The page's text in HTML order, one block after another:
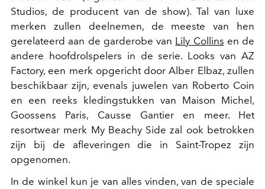
Studios, de producent van de show). Tal van luxe
merken zullen deelnemen, de meeste van hen
gerelateerd aan de garderobe van Lily Collins en de
andere hoofdrolspelers in de serie. Looks van AZ
Factory, een merk opgericht door Alber Elbaz, zullen
beschikbaar zijn, evenals juwelen van Roberto Coin
en een reeks kledingstukken van Maison Michel,
Goossens Paris, Causse Gantier en meer. Het
resortwear merk My Beachy Side zal ook betrokken
zijn bij de afleveringen die in Saint-Tropez zijn
opgenomen.
In de winkel kun je van alles vinden, van de speciale